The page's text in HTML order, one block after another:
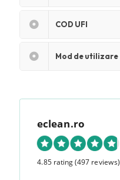
COD UFI
Mod de utilizare
eclean.ro
4.85 rating(497 reviews)